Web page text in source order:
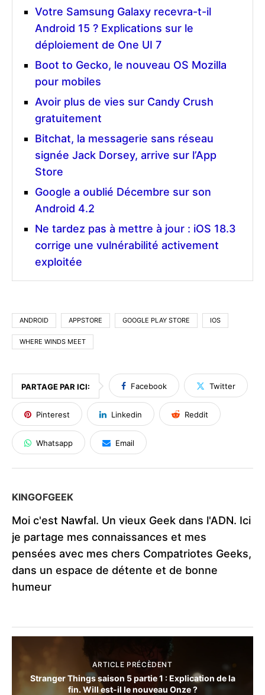
Votre Samsung Galaxy recevra-t-il
Android 15 ? Explications sur le
déploiement de One UI 7
Boot to Gecko, le nouveau OS Mozilla
pour mobiles
Avoir plus de vies sur Candy Crush
gratuitement
Bitchat, la messagerie sans réseau
signée Jack Dorsey, arrive sur l’App
Store
Google a oublié Décembre sur son
Android 4.2
Ne tardez pas à mettre à jour : iOS 18.3
corrige une vulnérabilité activement
exploitée
ANDROID APPSTORE GOOGLE PLAY STORE IOS
WHERE WINDS MEET
PARTAGE PAR ICI: Facebook Twitter
Pinterest Linkedin Reddit
Whatsapp Email
KINGOFGEEK
Moi c'est Nawfal. Un vieux Geek dans l'ADN. Ici
je partage mes connaissances et mes
pensées avec mes chers Compatriotes Geeks,
dans un espace de détente et de bonne
humeur
ARTICLE PRÉCÈDENT
Stranger Things saison 5 partie 1 : Explication de la
fin. Will est-il le nouveau Onze ?